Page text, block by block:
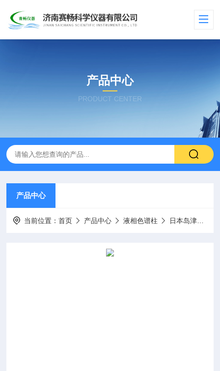
产品中心
PRODUCT CENTER
产品中心
当前位置：首页 产品中心 液相色谱柱 日本岛津Shimadzu/GL系列